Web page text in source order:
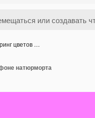
цветов …
натюрморта